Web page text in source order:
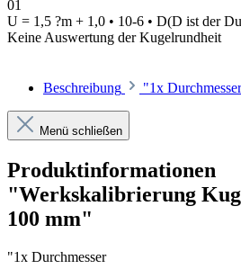
01
U = 1,5 ?m + 1,0 • 10-6 • D(D ist der
Keine Auswertung der Kugelrundheit
Beschreibung "1x Durchmesser
Menü schließen
Produktinformationen
"Werkskalibrierung
100 mm"
"1x Durchmesser